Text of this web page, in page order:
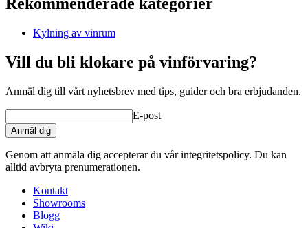
Höjd (cm)54.9
Djup (cm)16.5
Kylsystem
KöldmediumR290
Kylning av vinrum
Vill du bli klokare på vinförvaring?
Anmäl dig till vårt nyhetsbrev med tips, guider och bra erbjudanden.
E-post
Anmäl dig
Genom att anmäla dig accepterar du vår integritetspolicy. Du kan
alltid avbryta prenumerationen.
Kontakt
Showrooms
Blogg